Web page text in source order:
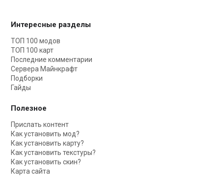
Интересные разделы
ТОП 100 модов
ТОП 100 карт
Последние комментарии
Сервера Майнкрафт
Подборки
Гайды
Полезное
Прислать контент
Как установить мод?
Как установить карту?
Как установить текстуры?
Как установить скин?
Карта сайта